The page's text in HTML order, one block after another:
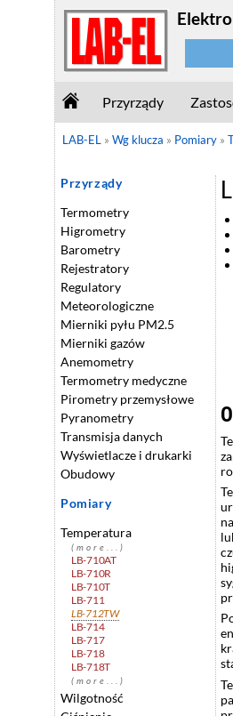
Przyrządy
LAB-EL » Wg klucza » Pomiary »
Przyrządy
Termometry
Higrometry
Barometry
Rejestratory
Regulatory
Meteorologiczne
Mierniki pyłu PM2.5
Mierniki gazów
Anemometry
Termometry medyczne
Pirometry przemysłowe
Pyranometry
Transmisja danych
Wyświetlacze i drukarki
Obudowy
Pomiary
Temperatura
(more...)
LB-710AT
LB-710R
LB-710T
LB-711
LB-712TW
LB-714
LB-717
LB-718
LB-718T
(more...)
Wilgotność